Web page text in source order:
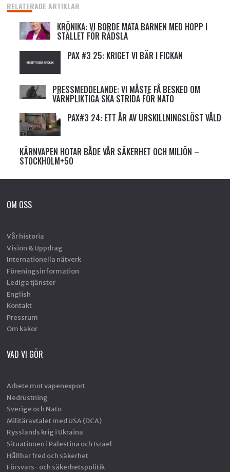
RELATERADE ARTIKLAR
KRÖNIKA: VI BORDE MATA BARNEN MED HOPP I
STÄLLET FÖR RÄDSLA
PAX #3 25: KRIGET VI BÄR I FICKAN
PRESSMEDDELANDE: VI MÅSTE FÅ BESKED OM
VÄRNPLIKTIGA SKA STRIDA FÖR NATO
PAX#3 24: ETT ÅR AV URSKILLNINGSLÖST VÅLD
KÄRNVAPEN HOTAR BÅDE VÅR SÄKERHET OCH MILJÖN –
STOCKHOLM+50
OM OSS
Vår historia
Vision & Uppdrag
Internationella nätverk
Föreningsinformation
Lediga tjänster
English
Kontakt
Pressrum
Om kakor
VAD VI GÖR
Arbete mot vapenexport
Nedrustning
Sverige och Nato
Militäravtalet med USA (DCA)
Rysslands krig i Ukraina
Situationen i Palestina och Israel
Hållbar fred och säkerhet
Försvars- och säkerhetspolitik